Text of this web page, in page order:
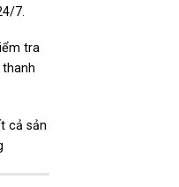
7.
tra
cả sản